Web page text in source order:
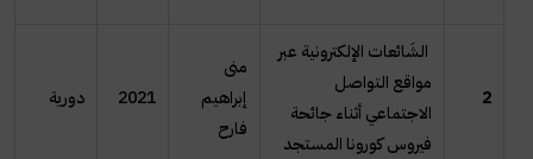
2
الشَائعات الإلكترونية عبر
مواقع التواصل
الاجتماعي أثناء جائحة
فيروس كورونا المستجد
منى
إبراهيم
فارح
2021 دورية